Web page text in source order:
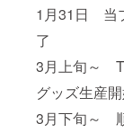
1月31日 当
了
3月上旬～
グッズ生産
3月下旬～